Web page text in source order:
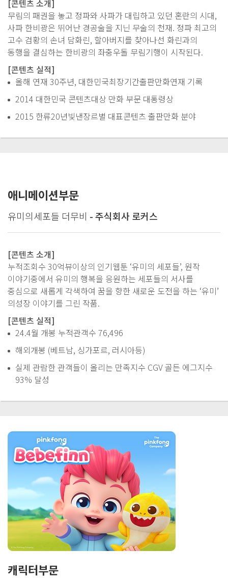
[콘텐츠 소개]
무림의 패권을 놓고 정파와 사파가 대립하고 있던 혼란의 시대,
사파 한비광은 뛰어난 경공술을 지닌 무술의 천재. 정파 최고의
고수 검황의 손녀 담화린, 할아버지를 찾아나선 화린과의
동행을 결심하는 한비광의 좌충우돌 무림기행이 시작된다.
[콘텐츠 실적]
올해 연재 30주년, 대한민국최장기간출판만화연재 기록
2014 대한민국 콘텐츠대상 만화 부문 대통령상
2015 한류20년빛낸장르별 대표콘텐츠 출판만화 분야
애니메이션부문
유미의세포들 더무비 - 주식회사 로커스
[콘텐츠 소개]
누적조회수 30억뷰이상의 인기웹툰 ‘유미의 세포들’, 원작
이야기중에서 유미의 행복을 응원하는 세포들의 서사를
중심으로 새롭게 각색하여 꿈을 향한 새로운 도전을 하는 ‘유미’
의성장 이야기를 그린 작품.
[콘텐츠 실적]
24.4월 개봉 누적관객수 76,496
해외개봉 (베트남, 싱가포르, 러시아등)
실제 관람한 관객들이 올리는 만족지수 CGV 골든 에그지수
93% 달성
캐릭터부문